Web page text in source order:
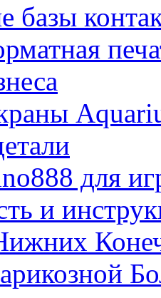
базы
для
и